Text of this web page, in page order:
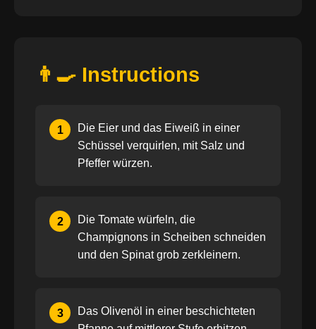
👨‍🍳 Instructions
1
Die Eier und das Eiweiß in einer
Schüssel verquirlen, mit Salz und
Pfeffer würzen.
2
Die Tomate würfeln, die
Champignons in Scheiben schneiden
und den Spinat grob zerkleinern.
3
Das Olivenöl in einer beschichteten